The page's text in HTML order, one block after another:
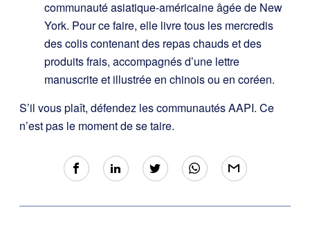
communauté asiatique-américaine âgée de New
York. Pour ce faire, elle livre tous les mercredis
des colis contenant des repas chauds et des
produits frais, accompagnés d’une lettre
manuscrite et illustrée en chinois ou en coréen.
S’il vous plaît, défendez les communautés AAPI. Ce
n’est pas le moment de se taire.